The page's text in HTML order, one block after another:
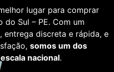
lugar para comprar
do Sul – PE. Com um
entrega discreta e rápida, e
somos um dos
nacional.